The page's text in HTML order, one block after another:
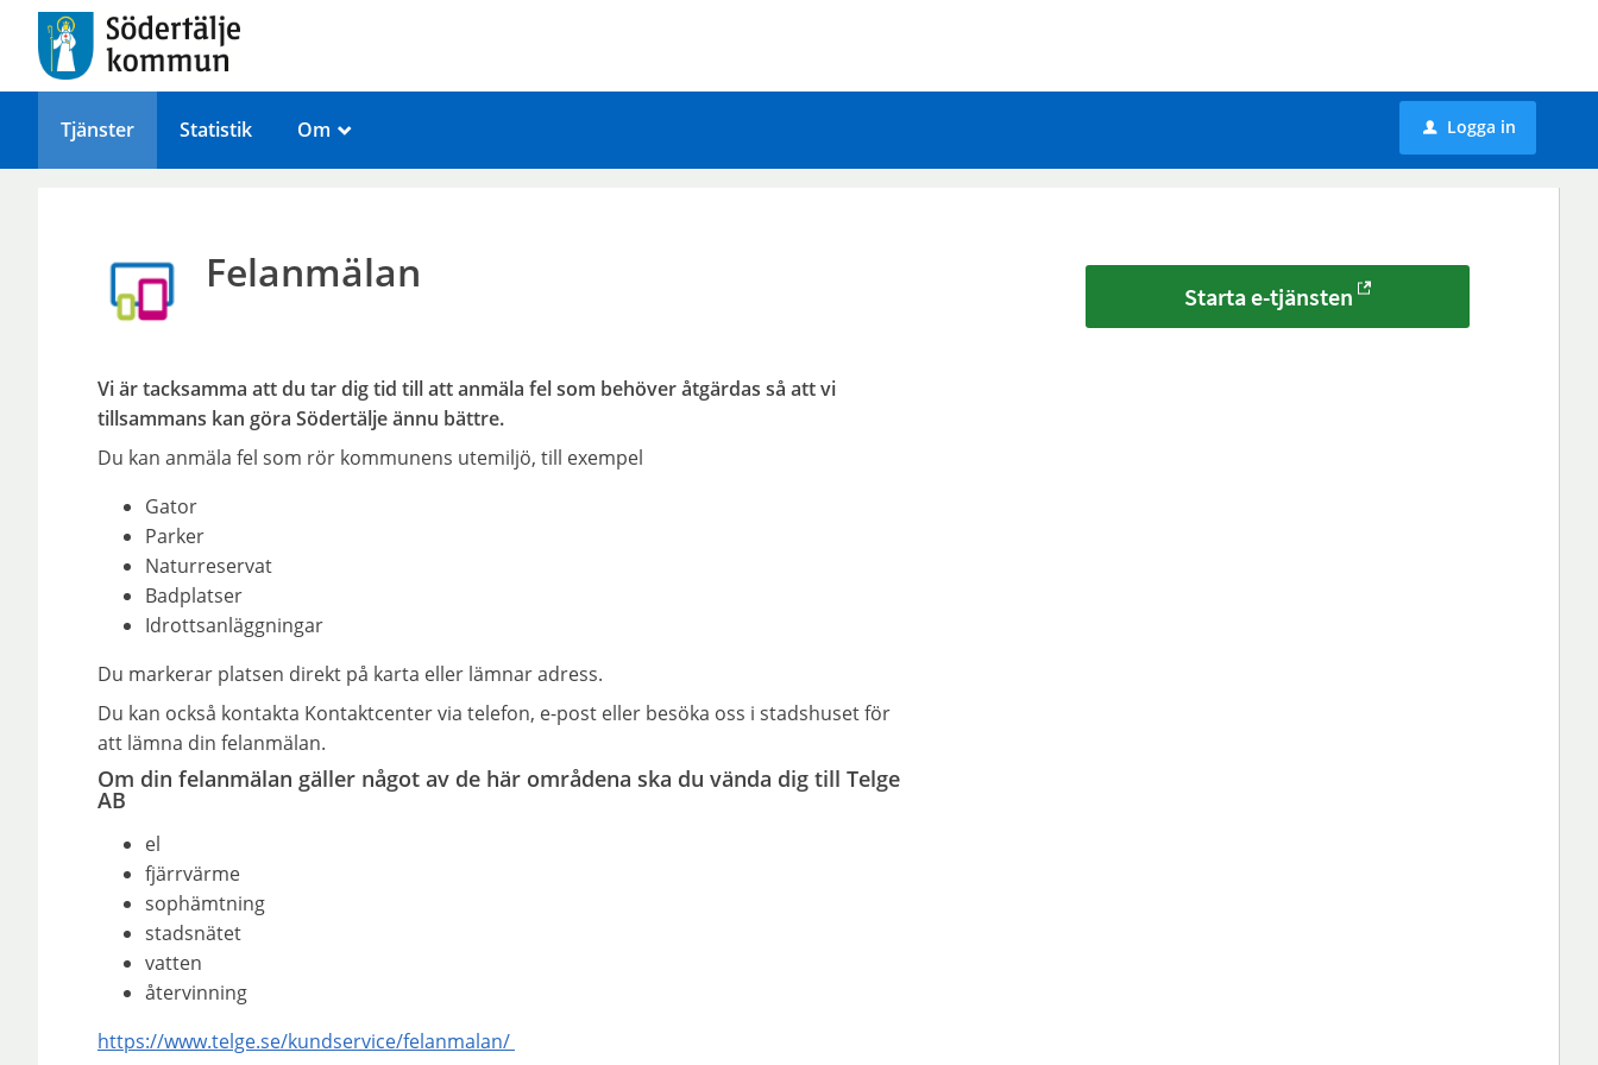
Tjänster Statistik Om _ u Logga in
Felanmälan
Vi är tacksamma att du tar dig tid till att anmäla fel som behöver åtgärdas så att vi
tillsammans kan göra Södertälje ännu bättre.
Du kan anmäla fel som rör kommunens utemiljö, till exempel
Gator
Parker
Naturreservat
Badplatser
Idrottsanläggningar
Du markerar platsen direkt på karta eller lämnar adress.
Du kan också kontakta Kontaktcenter via telefon, e-post eller besöka oss i stadshuset för
att lämna din felanmälan.
Om din felanmälan gäller något av de här områdena ska du vända dig till Telge
AB
el
fjärrvärme
sophämtning
stadsnätet
vatten
återvinning
https://www.telge.se/kundservice/felanmalan/
Starta e-tjänsten